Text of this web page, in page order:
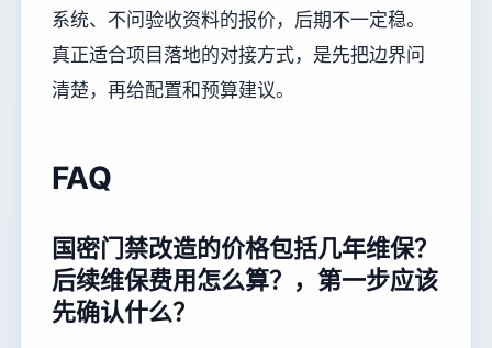
系统、不问验收资料的报价，后期不一定稳。
真正适合项目落地的对接方式，是先把边界问
清楚，再给配置和预算建议。
FAQ
国密门禁改造的价格包括几年维保？
后续维保费用怎么算？，第一步应该
先确认什么？